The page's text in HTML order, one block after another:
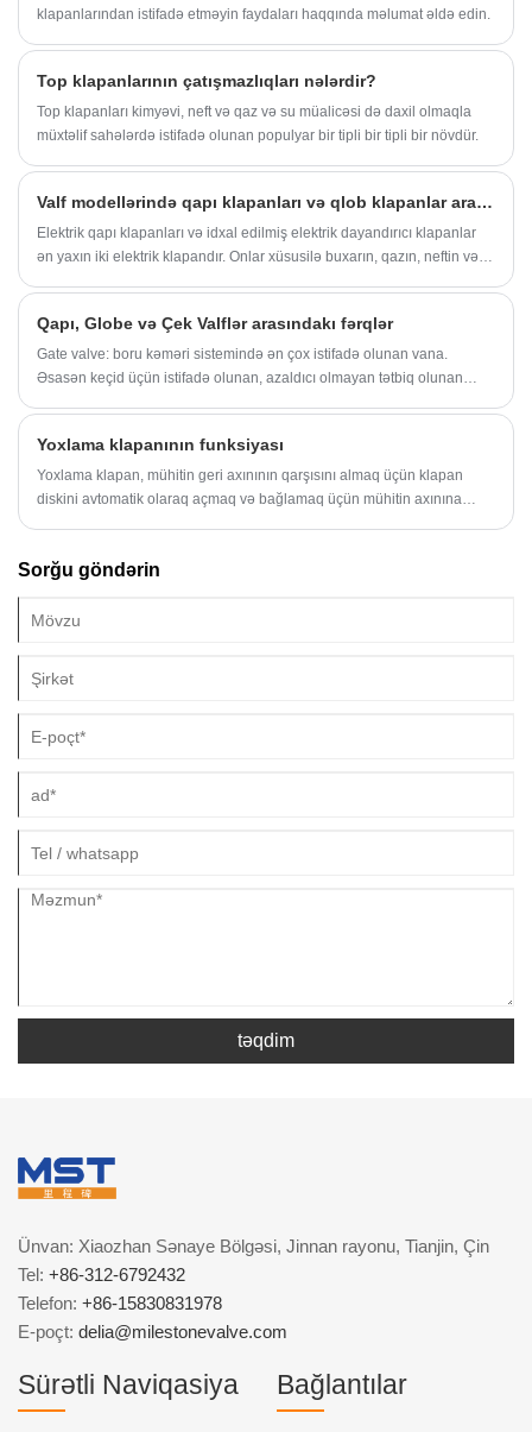
də qalmaqdadır.
klapanlarından istifadə etməyin faydaları haqqında məlumat əldə edin.
Top klapanlarının çatışmazlıqları nələrdir?
Top klapanları kimyəvi, neft və qaz və su müalicəsi də daxil olmaqla
müxtəlif sahələrdə istifadə olunan populyar bir tipli bir tipli bir növdür.
Valf modellərində qapı klapanları və qlob klapanlar arasındakı fərqlərin qısa müzakirəsi
Elektrik qapı klapanları və idxal edilmiş elektrik dayandırıcı klapanlar
ən yaxın iki elektrik klapandır. Onlar xüsusilə buxarın, qazın, neftin və
düşmək üçün istifadəçilərə seçmək və istifadə etmək üçün Kömək var.
Qapı, Globe və Çek Valflər arasındakı fərqlər
Gate valve: boru kəməri sistemində ən çox istifadə olunan vana.
Əsasən keçid üçün istifadə olunan, azaldıcı olmayan tətbiq olunan
malların yaratdığı korroziyanı sürətləndirəcək və qısa müddətdə
oturacağa zərər verəcəkdir. Qapı klapanları yüksək temperatur
toleransları ilə yüksək keyfiyyətli möhür klapanlarının təmin edilməsinin
Yoxlama klapanının funksiyası
Yoxlama klapan, mühitin geri axınının qarşısını almaq üçün klapan
diskini avtomatik olaraq açmaq və bağlamaq üçün mühitin axınına
geriyə dönməsinin qarşısını almaq olan avtomatik bir klapandır. və
Sorğu göndərin
təqdim
Ünvan: Xiaozhan Sənaye Bölgəsi, Jinnan rayonu, Tianjin, Çin
Tel: +86-312-6792432
Telefon: +86-15830831978
E-poçt: delia@milestonevalve.com
Sürətli Naviqasiya Bağlantılar